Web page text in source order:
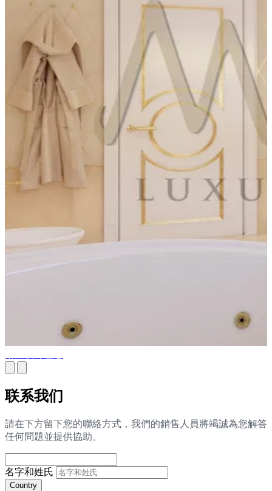
联系我们
請在下方留下您的聯絡方式，我們的銷售人員將竭誠為您解答
任何問題並提供協助。
名字和姓氏
Country